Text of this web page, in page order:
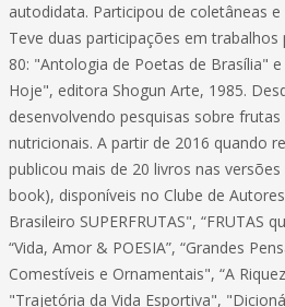
autodidata. Participou de coletâneas
Teve duas participações em trabalhos
80: "Antologia de Poetas de Brasília"
Hoje", editora Shogun Arte, 1985.
desenvolvendo pesquisas sobre
nutricionais. A partir de 2016 quando
publicou mais de 20 livros nas
book), disponíveis no Clube de
Brasileiro SUPERFRUTAS", “FRUTAS
“Vida, Amor & POESIA”, “Grandes
Comestíveis e Ornamentais", “A
"Trajetória da Vida Esportiva",